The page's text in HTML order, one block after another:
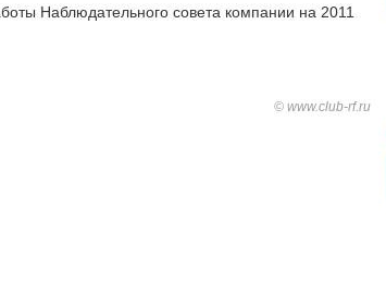
Наблюдательного совета компании на 2011
© www.club-rf.ru